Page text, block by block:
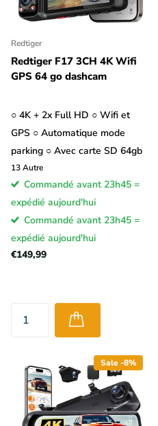
Redtiger
Redtiger F17 3CH 4K Wifi
GPS 64 go dashcam
○ 4K + 2x Full HD ○ Wifi et
GPS ○ Automatique mode
parking ○ Avec carte SD 64gb
13Autre
Commandé avant 23h45 =
expédié aujourd'hui
Commandé avant 23h45 =
expédié aujourd'hui
€149,99
Sale -8%